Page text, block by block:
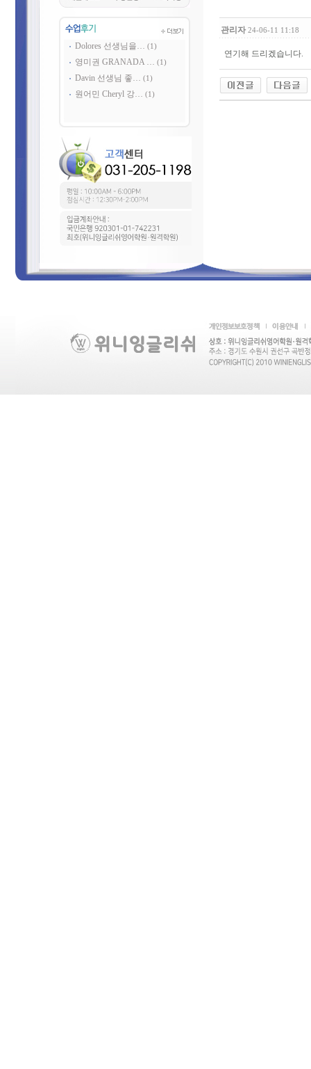
Dolores 선생님을… (1)
영미권 GRANADA … (1)
Davin 선생님 좋… (1)
원어민 Cheryl 강… (1)
관리자 24-06-11 11:18
연기해 드리겠습니다.